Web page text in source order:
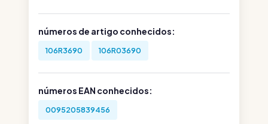
números de artigo conhecidos:
106R3690 106R03690
números EAN conhecidos:
0095205839456